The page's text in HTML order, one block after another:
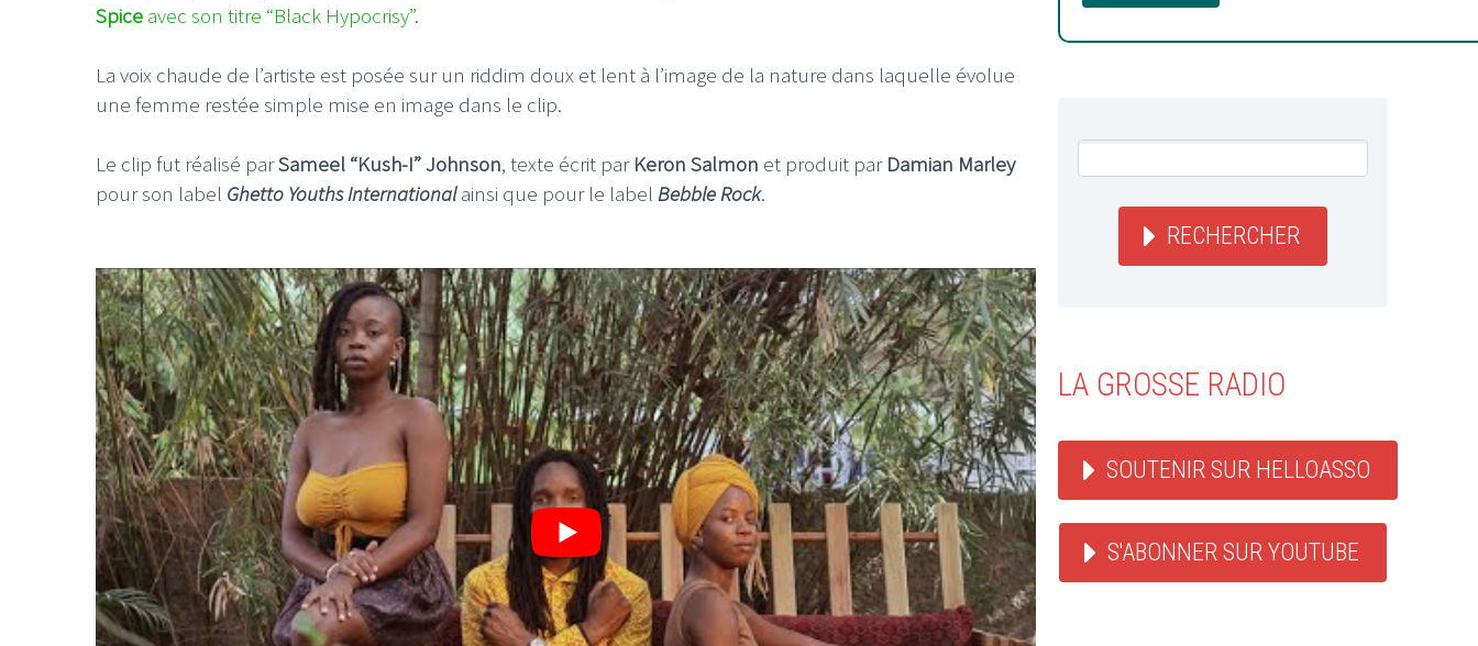
Spice avec son titre “Black Hypocrisy”.
La voix chaude de l’artiste est posée sur un riddim doux et lent à l’image de la nature dans laquelle évolue
une femme restée simple mise en image dans le clip.
Le clip fut réalisé parSameel “Kush-I” Johnson, texte écrit par Keron Salmon et produit parDamian Marley
pour son label Ghetto Youths Internationalainsi que pour le label Bebble Rock.
RECHERCHER
LA GROSSE RADIO
SOUTENIR SUR HELLOASSO
S'ABONNER SUR YOUTUBE